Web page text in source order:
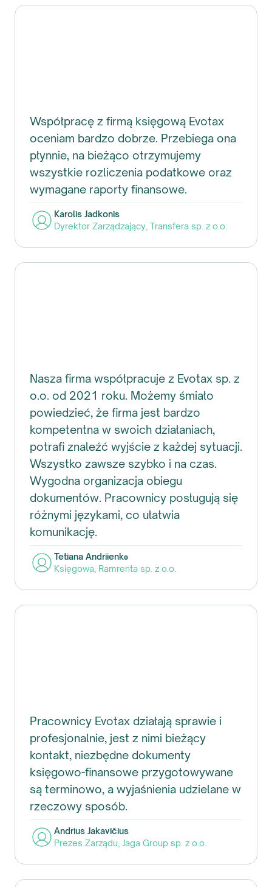
Współpracę z firmą księgową Evotax
oceniam bardzo dobrze. Przebiega ona
płynnie, na bieżąco otrzymujemy
wszystkie rozliczenia podatkowe oraz
wymagane raporty finansowe.
Karolis Jadkonis
Dyrektor Zarządzający Transfera sp. z o.o.
Nasza firma współpracuje z Evotax sp. z
o.o. od 2021 roku. Możemy śmiało
powiedzieć, że firma jest bardzo
kompetentna w swoich działaniach,
potrafi znaleźć wyjście z każdej sytuacji.
Wszystko zawsze szybko i na czas.
Wygodna organizacja obiegu
dokumentów. Pracownicy posługują się
różnymi językami, co ułatwia
komunikację.
Tetiana Andriienkо
Księgowa Ramrenta sp. z o.o.
Pracownicy Evotax działają sprawie i
profesjonalnie, jest z nimi bieżący
kontakt, niezbędne dokumenty
księgowo-finansowe przygotowywane
są terminowo, a wyjaśnienia udzielane w
rzeczowy sposób.
Andrius Jakavičius
Prezes Zarządu Jaga Group sp. z o.o.